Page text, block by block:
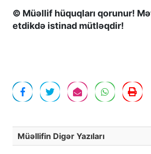
© Müəllif hüquqları qorunur!
etdikdə istinad mütləqdir!
Müəllifin Digər Yazıları